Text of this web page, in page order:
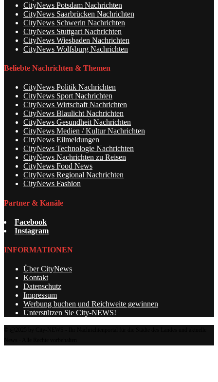
CityNews Potsdam Nachrichten
CityNews Saarbrücken Nachrichten
CityNews Schwerin Nachrichten
CityNews Stuttgart Nachrichten
CityNews Wiesbaden Nachrichten
CityNews Wolfsburg Nachrichten
Beliebte Nachrichten & Themen
CityNews Politik Nachrichten
CityNews Sport Nachrichten
CityNews Wirtschaft Nachrichten
CityNews Blaulicht Nachrichten
CityNews Gesundheit Nachrichten
CityNews Medien / Kultur Nachrichten
CityNews Eilmeldungen
CityNews Technologie Nachrichten
CityNews Nachrichten zu Reisen
CityNews Food News
CityNews Regional Nachrichten
CityNews Fashion
Partner & Kanäle
Facebook
Instagram
INFORMATIONEN
Über CityNews
Kontakt
Datenschutz
Impressum
Werbung buchen und Reichweite gewinnen
Unterstützen Sie City-NEWS!